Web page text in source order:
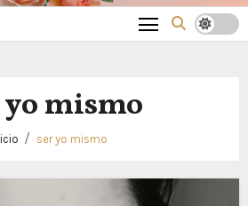
mismo
ser yo mismo